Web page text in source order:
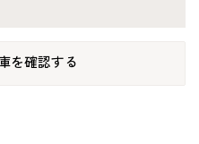
を確認する